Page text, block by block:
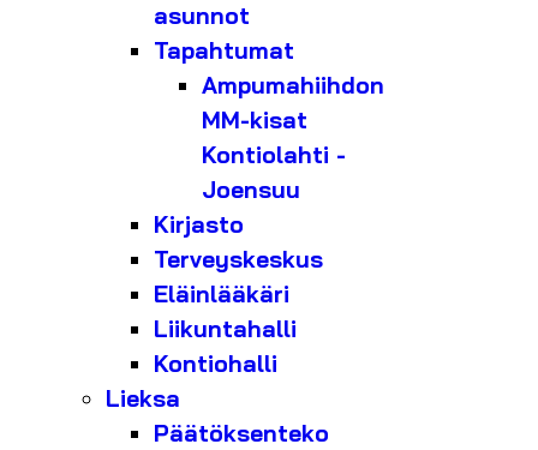
asunnot
Tapahtumat
Ampumahiihdon
MM-kisat
Kontiolahti -
Joensuu
Kirjasto
Terveyskeskus
Eläinlääkäri
Liikuntahalli
Kontiohalli
Lieksa
Päätöksenteko